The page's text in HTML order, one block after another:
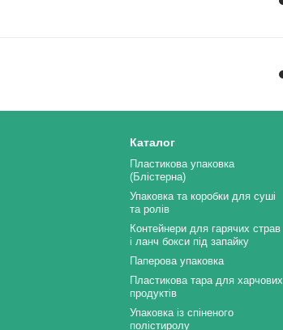
Каталог
Пластикова упаковка
(Блістерна)
Упаковка та коробки для суші
та ролів
Контейнери для гарячих страв
і ланч бокси під запайку
Паперова упаковка
Пластикова тара для харчових
продуктів
Упаковка із спіненого
полістиролу